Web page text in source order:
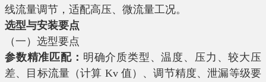
线流量调节，适配高压、微流量工况。
选型与安装要点
（一）选型要点
参数精准匹配： 明确介质类型、温度、压力、较大压
差、目标流量（计算 Kv 值）、调节精度、泄漏等级要